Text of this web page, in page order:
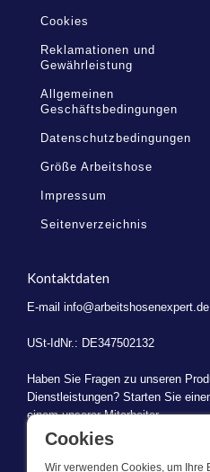
Cookies
Reklamationen und
Gewährleistung
Allgemeinen
Geschäftsbedingungen
Datenschutzbedingungen
Größe Arbeitshose
Impressum
Seitenverzeichnis
Kontaktdaten
E-mail info@arbeitshosenexpert.de
USt-IdNr.: DE347502132
Haben Sie Fragen zu unseren
Dienstleistungen? Starten Sie
einem unserer Mitarbeiter.
Cookies
Wir verwenden Cookies, um Ihre